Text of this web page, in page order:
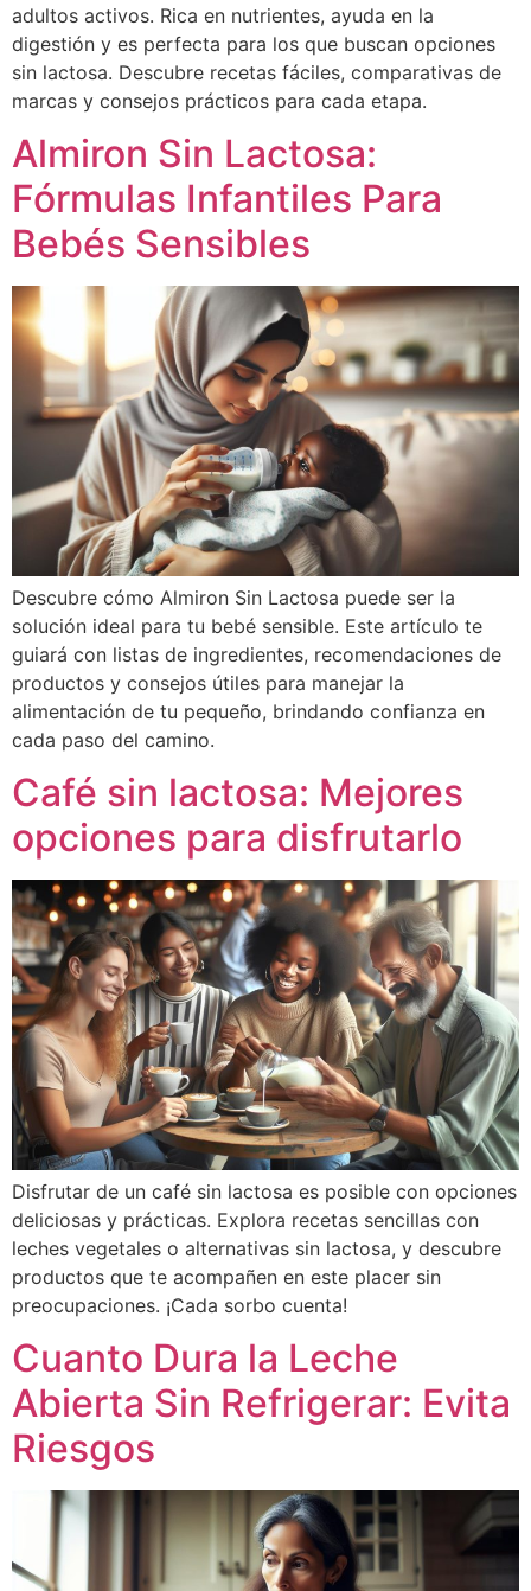
adultos activos. Rica en nutrientes, ayuda en la
digestión y es perfecta para los que buscan opciones
sin lactosa. Descubre recetas fáciles, comparativas de
marcas y consejos prácticos para cada etapa.
Almiron Sin Lactosa:
Fórmulas Infantiles Para
Bebés Sensibles
Descubre cómo Almiron Sin Lactosa puede ser la
solución ideal para tu bebé sensible. Este artículo te
guiará con listas de ingredientes, recomendaciones de
productos y consejos útiles para manejar la
alimentación de tu pequeño, brindando confianza en
cada paso del camino.
Café sin lactosa: Mejores
opciones para disfrutarlo
Disfrutar de un café sin lactosa es posible con opciones
deliciosas y prácticas. Explora recetas sencillas con
leches vegetales o alternativas sin lactosa, y descubre
productos que te acompañen en este placer sin
preocupaciones. ¡Cada sorbo cuenta!
Cuanto Dura la Leche
Abierta Sin Refrigerar: Evita
Riesgos